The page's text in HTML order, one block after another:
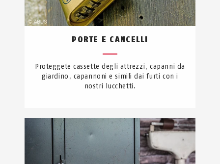
PORTE E CANCELLI
Proteggete cassette degli attrezzi, capanni da
giardino, capannoni e simili dai furti con i
nostri lucchetti.